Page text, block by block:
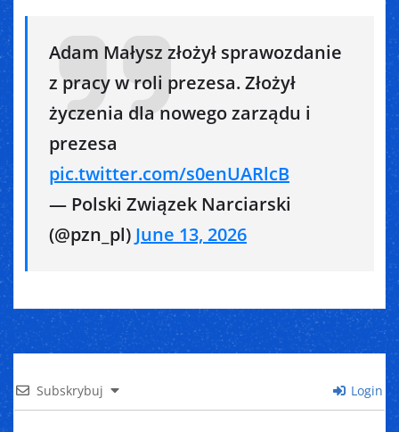
Adam Małysz złożył sprawozdanie
z pracy w roli prezesa. Złożył
życzenia dla nowego zarządu i
prezesa
pic.twitter.com/s0enUARlcB
— Polski Związek Narciarski
(@pzn_pl) June 13, 2026
Subskrybuj Login